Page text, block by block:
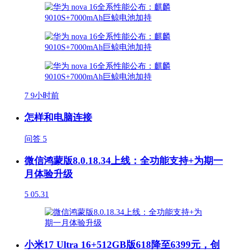
7 9小时前
怎样和电脑连接
问答 5
微信鸿蒙版8.0.18.34上线：全功能支持+为期一
月体验升级
5 05.31
小米17 Ultra 16+512GB版618降至6399元，创